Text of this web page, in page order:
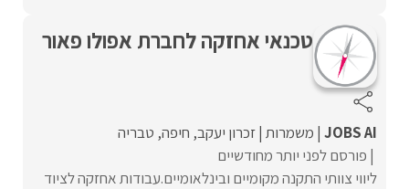
טכנאי אחזקה לחברת אפולו פאור
JOBS AI משמרות זכרון יעקב חיפה טבריה
פורסם לפני יותר מחודשיים
ליווי צוותי התקנה מקומיים ובינלאומיים.עבודות אחזקה לציוד